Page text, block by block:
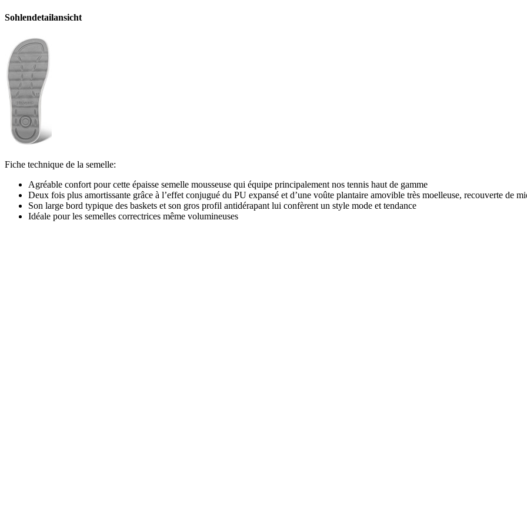
Sohlendetailansicht
Fiche technique de la semelle:
Agréable confort pour cette épaisse semelle mousseuse qui équipe principalement nos tennis haut de gamme
Deux fois plus amortissante grâce à l’effet conjugué du PU expansé et d’une voûte plantaire amovible très moelleuse, recouverte de
Son large bord typique des baskets et son gros profil antidérapant lui confèrent un style mode et tendance
Idéale pour les semelles correctrices même volumineuses